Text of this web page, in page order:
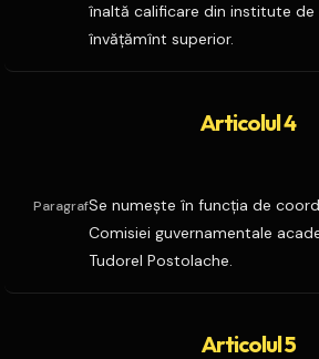
înaltă calificare din institute de
învăţămînt superior.
Articolul 4
ParagrafSe numeşte în funcţia de
Comisiei guvernamentale
Tudorel Postolache.
Articolul 5